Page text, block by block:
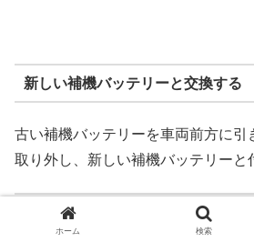
新しい補機バッテリーと交換する
古い補機バッテリーを車両前方に引
取り外し、新しい補機バッテリーと
プラス端子を接続する
ホーム 検索